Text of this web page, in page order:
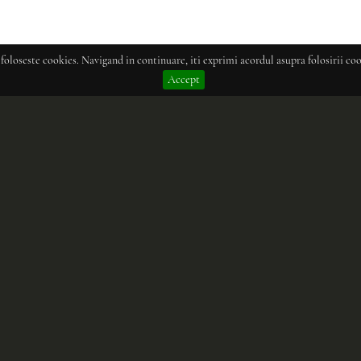
cookies. Navigand in continuare, iti exprimi acordul asupra folosirii
Accept